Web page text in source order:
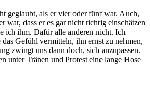
geglaubt, als er vier oder fünf war. Auch,
war, dass er es gar nicht richtig einschätzen
ich ihm. Dafür alle anderen nicht. Ich
Gefühl vermitteln, ihn ernst zu nehmen,
zwingt uns dann doch, sich anzupassen.
unter Tränen und Protest eine lange Hose